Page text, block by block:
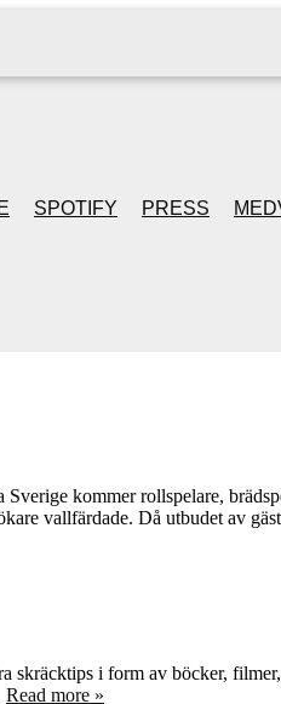
SPOTIFY PRESS
kommer rollspelare,
vallfärdade. Då utbudet av
i form av böcker,
Read more »